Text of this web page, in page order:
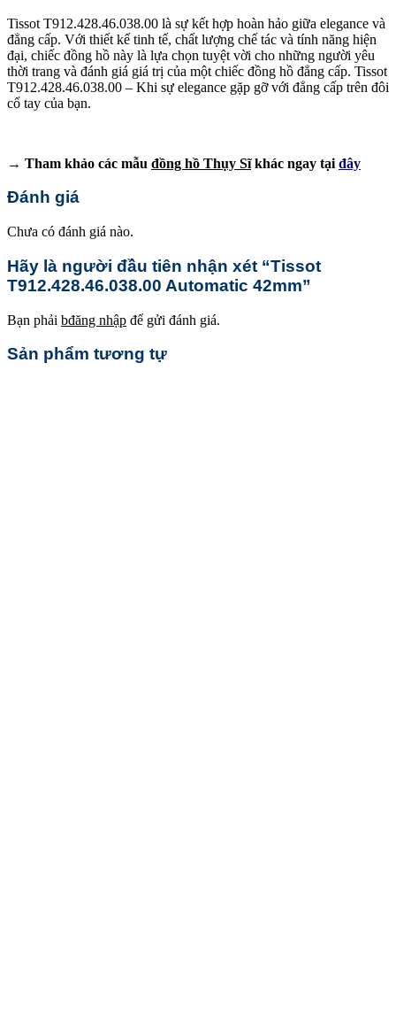
Tissot T912.428.46.038.00 là sự kết hợp hoàn hảo giữa elegance và
đẳng cấp. Với thiết kế tinh tế, chất lượng chế tác và tính năng hiện
đại, chiếc đồng hồ này là lựa chọn tuyệt vời cho những người yêu
thời trang và đánh giá giá trị của một chiếc đồng hồ đẳng cấp. Tissot
T912.428.46.038.00 – Khi sự elegance gặp gỡ với đẳng cấp trên đôi
cổ tay của bạn.
→ Tham khảo các mẫu đồng hồ Thụy Sĩkhác ngay tại đây
Đánh giá
Chưa có đánh giá nào.
Hãy là người đầu tiên nhận xét “Tissot
T912.428.46.038.00 Automatic 42mm”
Bạn phải bđăng nhập để gửi đánh giá.
Sản phẩm tương tự